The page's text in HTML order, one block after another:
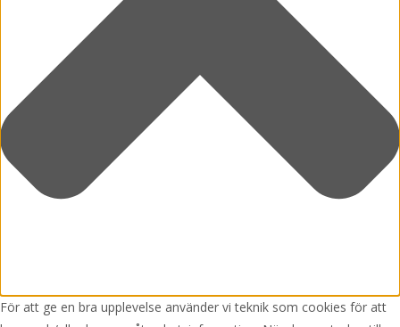
För att ge en bra upplevelse använder vi teknik som cookies för att